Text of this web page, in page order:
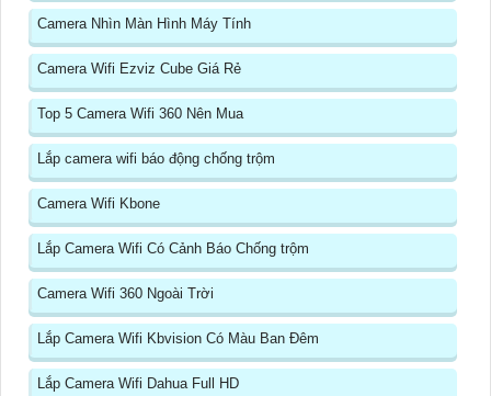
Camera Nhìn Màn Hình Máy Tính
Camera Wifi Ezviz Cube Giá Rẻ
Top 5 Camera Wifi 360 Nên Mua
Lắp camera wifi báo động chống trộm
Camera Wifi Kbone
Lắp Camera Wifi Có Cảnh Báo Chống trộm
Camera Wifi 360 Ngoài Trời
Lắp Camera Wifi Kbvision Có Màu Ban Đêm
Lắp Camera Wifi Dahua Full HD